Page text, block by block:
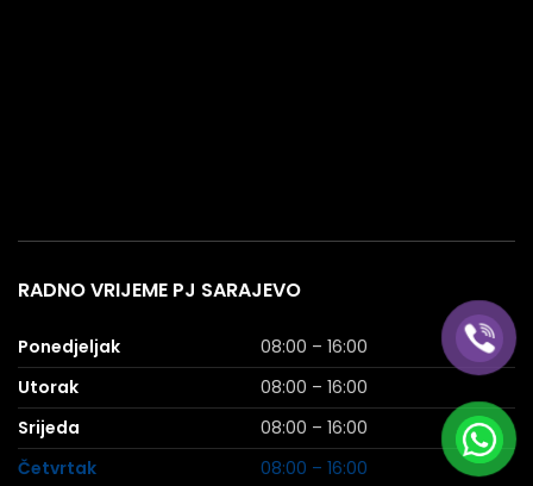
RADNO VRIJEME PJ SARAJEVO
Ponedjeljak
08:00 – 16:00
Utorak
08:00 – 16:00
Srijeda
08:00 – 16:00
Četvrtak
08:00 – 16:00